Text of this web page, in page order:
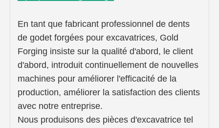
En tant que fabricant professionnel de dents
de godet forgées pour excavatrices, Gold
Forging insiste sur la qualité d'abord, le client
d'abord, introduit continuellement de nouvelles
machines pour améliorer l'efficacité de la
production, améliorer la satisfaction des clients
avec notre entreprise.
Nous produisons des pièces d'excavatrice tel